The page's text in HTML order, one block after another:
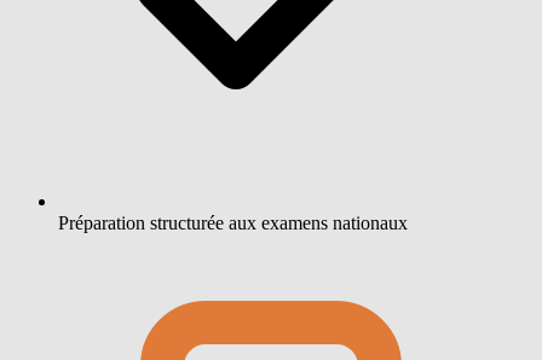
Préparation structurée aux examens nationaux